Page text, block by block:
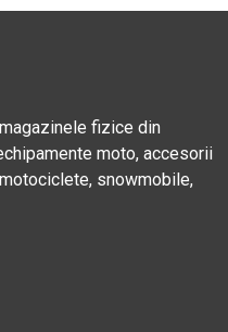
fizice din
moto, accesorii
snowmobile,